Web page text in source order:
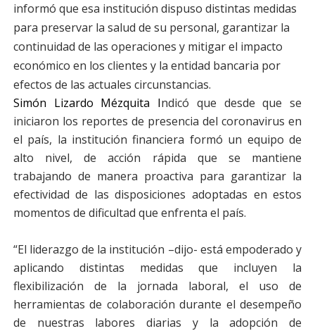
informó que esa institución dispuso distintas medidas
para preservar la salud de su personal, garantizar la
continuidad de las operaciones y mitigar el impacto
económico en los clientes y la entidad bancaria por
efectos de las actuales circunstancias.
Simón Lizardo Mézquita Indicó que desde que se
iniciaron los reportes de presencia del coronavirus en
el país, la institución financiera formó un equipo de
alto nivel, de acción rápida que se mantiene
trabajando de manera proactiva para garantizar la
efectividad de las disposiciones adoptadas en estos
momentos de dificultad que enfrenta el país.
“El liderazgo de la institución –dijo- está empoderado y
aplicando distintas medidas que incluyen la
flexibilización de la jornada laboral, el uso de
herramientas de colaboración durante el desempeño
de nuestras labores diarias y la adopción de